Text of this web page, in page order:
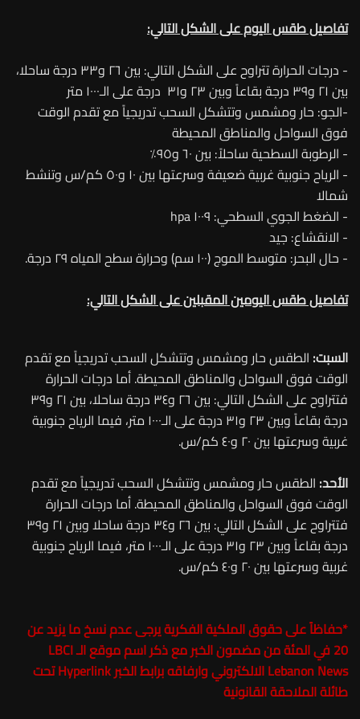
تفاصيل طقس اليوم على الشكل التالي:
- درجات الحرارة تتراوح على الشكل التالي: بين ٢٦ و٣٣ درجة ساحلا،
بين ٢١ و٣٩ درجة بقاعاً وبين ٢٣ و٣١ درجة على الـ١٠٠٠ متر
-الجو: حار ومشمس وتتشكل السحب تدريجياً مع تقدم الوقت
فوق السواحل والمناطق المحيطة
- الرطوبة السطحية ساحلاً: بين ٦٠ و٩٥٪
- الرياح جنوبية غربية ضعيفة وسرعتها بين ١٠ و٥٠ كم/س وتنشط
شمالا
- الضغط الجوي السطحي: ١٠٠٩ hpa
- الانقشاع: جيد
- حال البحر: متوسط الموج (١٠٠ سم) وحرارة سطح المياه ٢٩ درجة.
تفاصيل طقس اليومين المقبلين على الشكل التالي:
السبت: الطقس حار ومشمس وتتشكل السحب تدريجياً مع تقدم
الوقت فوق السواحل والمناطق المحيطة. أما درجات الحرارة
فتتراوح على الشكل التالي: بين ٢٦ و٣٤ درجة ساحلا، بين ٢١ و٣٩
درجة بقاعاً وبين ٢٣ و٣١ درجة على الـ١٠٠٠ متر، فيما الرياح جنوبية
غربية وسرعتها بين ٢٠ و٤٠ كم/س.
الأحد: الطقس حار ومشمس وتتشكل السحب تدريجياً مع تقدم
الوقت فوق السواحل والمناطق المحيطة. أما درجات الحرارة
فتتراوح على الشكل التالي: بين ٢٦ و٣٤ درجة ساحلا وبين ٢١ و٣٩
درجة بقاعاً وبين ٢٣ و٣١ درجة على الـ١٠٠٠ متر، فيما الرياح جنوبية
غربية وسرعتها بين ٢٠ و٤٠ كم/س.
*حفاظاً على حقوق الملكية الفكرية يرجى عدم نسخ ما يزيد عن
20 في المئة من مضمون الخبر مع ذكر اسم موقع الـ
LBCI
Lebanon News
الالكتروني وارفاقه برابط الخبر Hyperlink تحت
طائلة الملاحقة القانونية